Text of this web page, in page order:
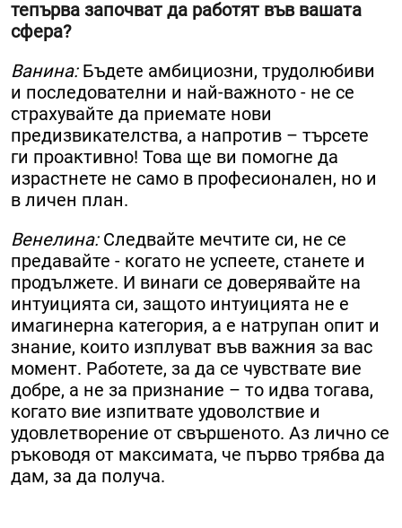
тепърва започват да работят във вашата
сфера?
Ванина: Бъдете амбициозни, трудолюбиви
и последователни и най-важното - не се
страхувайте да приемате нови
предизвикателства, а напротив – търсете
ги проактивно! Това ще ви помогне да
израстнете не само в професионален, но и
в личен план.
Венелина: Следвайте мечтите си, не се
предавайте - когато не успеете, станете и
продължете. И винаги се доверявайте на
интуицията си, защото интуицията не е
имагинерна категория, а е натрупан опит и
знание, които изплуват във важния за вас
момент. Работете, за да се чувствате вие
добре, а не за признание – то идва тогава,
когато вие изпитвате удоволствие и
удовлетворение от свършеното. Аз лично се
ръководя от максимата, че първо трябва да
дам, за да получа.